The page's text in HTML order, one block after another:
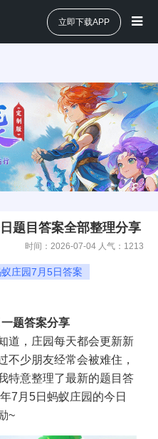
立即下载APP
题目答案全部整理分享
时间：2026-07-04 人气： 1213
庄园7月5日答案
题答案分享
道，庄园每天都会更新新
不少朋友经常会被难住，
特意整理了最新的题目答
7月5日蚂蚁庄园的今日
~